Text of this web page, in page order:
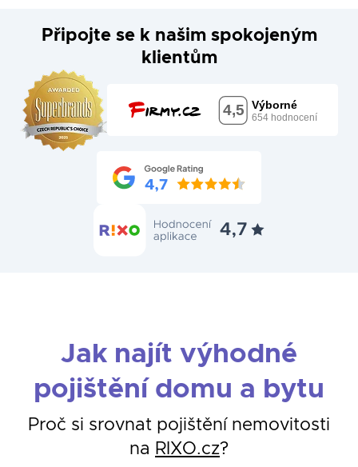
Připojte se k našim spokojeným
klientům
Jak najít výhodné
pojištění domu a bytu
Proč si srovnat pojištění nemovitosti
na RIXO.cz?